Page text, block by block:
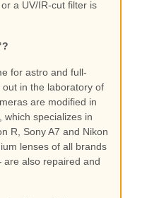
a UV/IR-cut filter is
for astro and full-
in the laboratory of
are modified in
which specializes in
R, Sony A7 and Nikon
lenses of all brands
also repaired and